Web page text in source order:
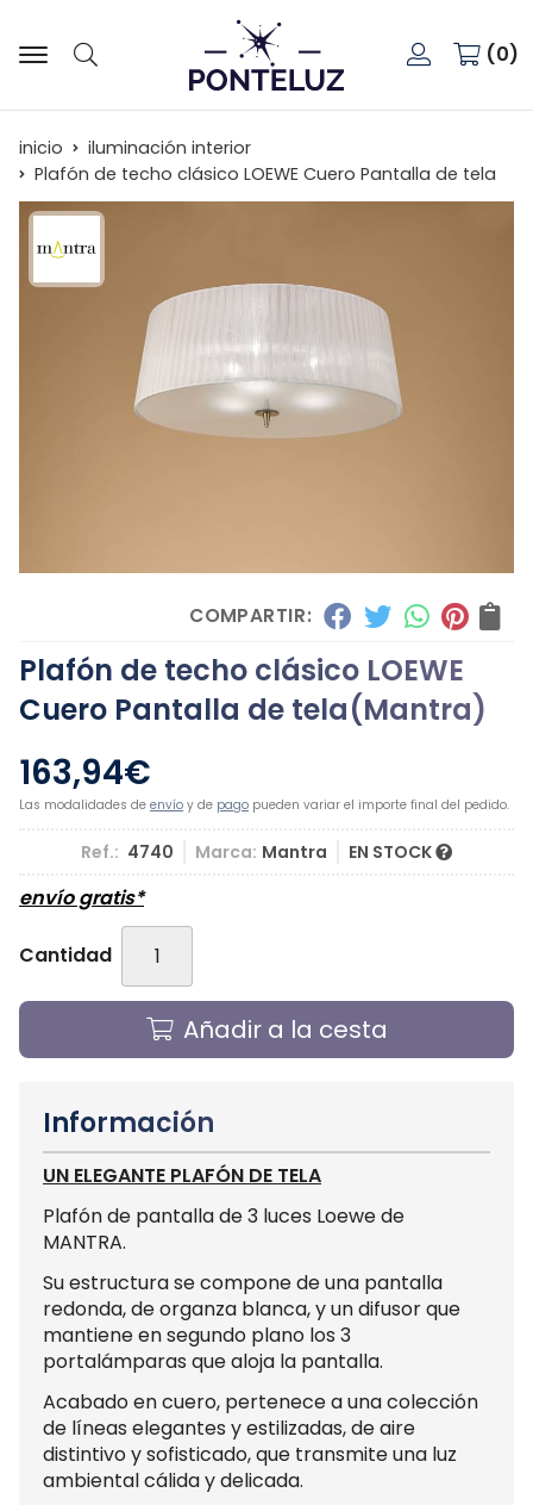
Buscar
0
inicio
iluminación interior
Plafón de techo clásico LOEWE Cuero Pantalla de tela
COMPARTIR:
Plafón de techo clásico LOEWE
Cuero Pantalla de tela(Mantra)
163,94€
Las modalidades de envío y de pago pueden variar el importe final del pedido.
Ref.: 4740 Marca: Mantra EN STOCK
envío gratis*
Cantidad
Añadir a la cesta
Información
UN ELEGANTE PLAFÓN DE TELA
Plafón de pantalla de 3 luces Loewe de
MANTRA.
Su estructura se compone de una pantalla
redonda, de organza blanca, y un difusor que
mantiene en segundo plano los 3
portalámparas que aloja la pantalla.
Acabado en cuero, pertenece a una colección
de líneas elegantes y estilizadas, de aire
distintivo y sofisticado, que transmite una luz
ambiental cálida y delicada.